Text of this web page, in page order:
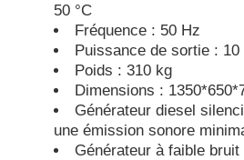
50 °C
Fréquence : 50 Hz
Puissance de sortie : 10
Poids : 310 kg
Dimensions :
Générateur diesel
une émission sonore
Générateur à faible